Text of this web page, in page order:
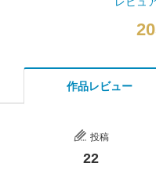
作品レビュー
投稿
22